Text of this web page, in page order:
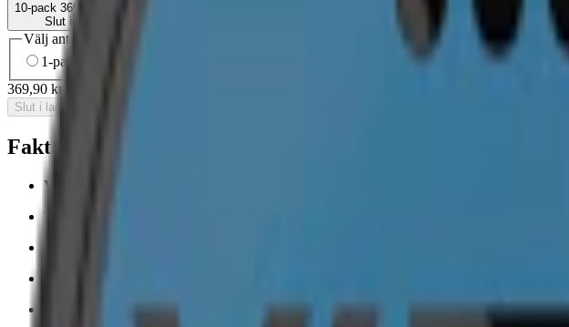
10-pack 369,90 kr
Slut i lager
Välj antal dosor
1-pack
10-pack369,90 kr 36,99 kr
369,90 kr
Slut i lager
Fakta om Velo Cool Storm Zero Nikotinfritt Vitt Snus
Varumärke:
Tillverkare:
nikotinfritt vitt snus